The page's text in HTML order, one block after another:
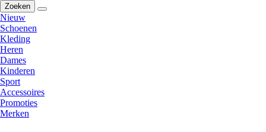
Zoeken
Nieuw
Schoenen
Kleding
Heren
Dames
Kinderen
Sport
Accessoires
Promoties
Merken